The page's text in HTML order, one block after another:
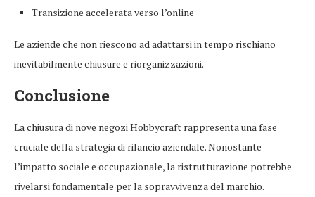
Transizione accelerata verso l’online
Le aziende che non riescono ad adattarsi in tempo rischiano
inevitabilmente chiusure e riorganizzazioni.
Conclusione
La chiusura di nove negozi Hobbycraft rappresenta una fase
cruciale della strategia di rilancio aziendale. Nonostante
l’impatto sociale e occupazionale, la ristrutturazione potrebbe
rivelarsi fondamentale per la sopravvivenza del marchio.